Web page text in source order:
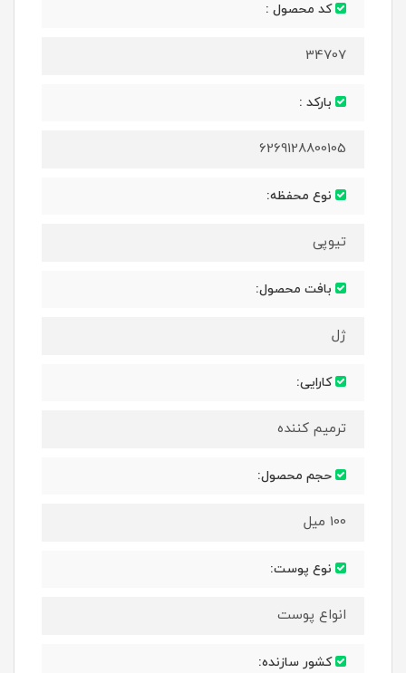
کد محصول :
34707
بارکد :
6269128800105
نوع محفظه:
تیوپی
بافت محصول:
ژل
کارایی:
ترمیم کننده
حجم محصول:
100 میل
نوع پوست:
انواع پوست
کشور سازنده: